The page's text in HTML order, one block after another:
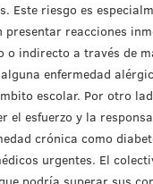
Este riesgo es
presentar reacciones
o indirecto a través de
enfermedad
escolar. Por otro
el esfuerzo y la
crónica como
urgentes. El